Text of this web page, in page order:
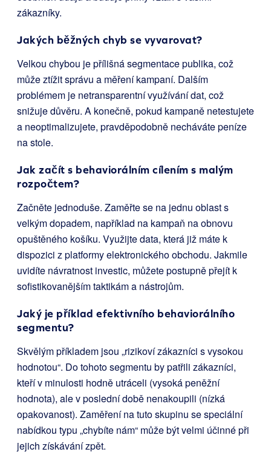
zákazníky.
Jakých běžných chyb se vyvarovat?
Velkou chybou je přílišná segmentace publika, což
může ztížit správu a měření kampaní. Dalším
problémem je netransparentní využívání dat, což
snižuje důvěru. A konečně, pokud kampaně netestujete
a neoptimalizujete, pravděpodobně necháváte peníze
na stole.
Jak začít s behaviorálním cílením s malým
rozpočtem?
Začněte jednoduše. Zaměřte se na jednu oblast s
velkým dopadem, například na kampaň na obnovu
opuštěného košíku. Využijte data, která již máte k
dispozici z platformy elektronického obchodu. Jakmile
uvidíte návratnost investic, můžete postupně přejít k
sofistikovanějším taktikám a nástrojům.
Jaký je příklad efektivního behaviorálního
segmentu?
Skvělým příkladem jsou „rizikoví zákazníci s vysokou
hodnotou“. Do tohoto segmentu by patřili zákazníci,
kteří v minulosti hodně utráceli (vysoká peněžní
hodnota), ale v poslední době nenakoupili (nízká
opakovanost). Zaměření na tuto skupinu se speciální
nabídkou typu „chybíte nám“ může být velmi účinné při
jejich získávání zpět.